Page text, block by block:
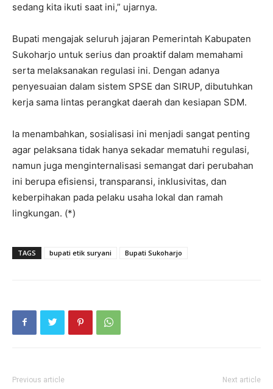
sedang kita ikuti saat ini,” ujarnya.
Bupati mengajak seluruh jajaran Pemerintah Kabupaten
Sukoharjo untuk serius dan proaktif dalam memahami
serta melaksanakan regulasi ini. Dengan adanya
penyesuaian dalam sistem SPSE dan SIRUP, dibutuhkan
kerja sama lintas perangkat daerah dan kesiapan SDM.
Ia menambahkan, sosialisasi ini menjadi sangat penting
agar pelaksana tidak hanya sekadar mematuhi regulasi,
namun juga menginternalisasi semangat dari perubahan
ini berupa efisiensi, transparansi, inklusivitas, dan
keberpihakan pada pelaku usaha lokal dan ramah
lingkungan. (*)
TAGS bupati etik suryani Bupati Sukoharjo
Previous article Next article